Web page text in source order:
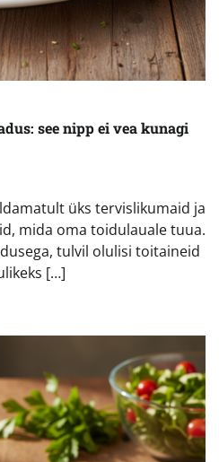
see nipp ei vea kunagi
üks tervislikumaid ja
mida oma toidulauale tuua.
tulvil olulisi toitaineid
[…]